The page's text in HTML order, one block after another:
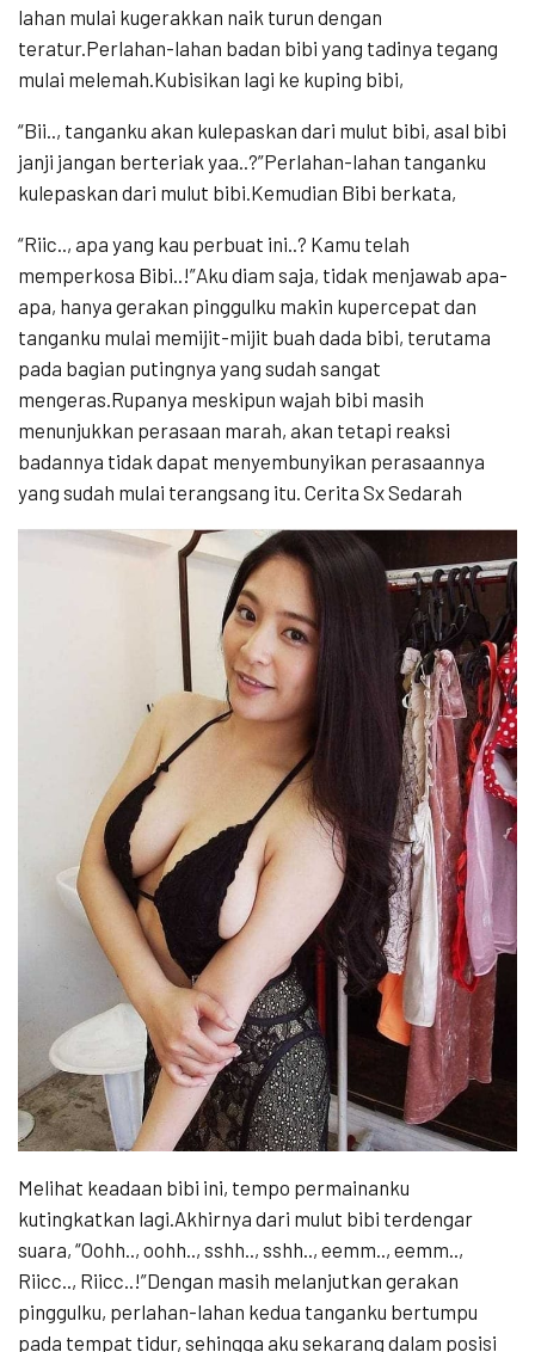
lahan mulai kugerakkan naik turun dengan
teratur.Perlahan-lahan badan bibi yang tadinya tegang
mulai melemah.Kubisikan lagi ke kuping bibi,
“Bii.., tanganku akan kulepaskan dari mulut bibi, asal bibi
janji jangan berteriak yaa..?”Perlahan-lahan tanganku
kulepaskan dari mulut bibi.Kemudian Bibi berkata,
“Riic.., apa yang kau perbuat ini..? Kamu telah
memperkosa Bibi..!”Aku diam saja, tidak menjawab apa-
apa, hanya gerakan pinggulku makin kupercepat dan
tanganku mulai memijit-mijit buah dada bibi, terutama
pada bagian putingnya yang sudah sangat
mengeras.Rupanya meskipun wajah bibi masih
menunjukkan perasaan marah, akan tetapi reaksi
badannya tidak dapat menyembunyikan perasaannya
yang sudah mulai terangsang itu. Cerita Sx Sedarah
Melihat keadaan bibi ini, tempo permainanku
kutingkatkan lagi.Akhirnya dari mulut bibi terdengar
suara, “Oohh.., oohh.., sshh.., sshh.., eemm.., eemm..,
Riicc.., Riicc..!”Dengan masih melanjutkan gerakan
pinggulku, perlahan-lahan kedua tanganku bertumpu
pada tempat tidur, sehingga aku sekarang dalam posisi